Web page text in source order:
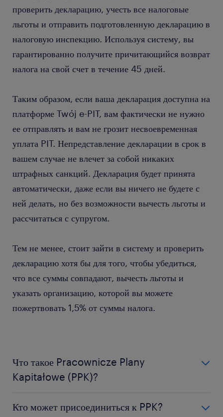
проверить декларацию, учесть все налоговые
льготы и отправить подготовленную декларацию в
налоговую инспекцию. Используя систему, вы
гарантированно получите причитающийся возврат
налога на свой счет в течение 45 дней.
Таким образом, если ваша декларация доступна на
платформе Twój e-PIT, вам фактически не нужно
ее отправлять и вам не грозит несвоевременная
уплата PIT. Непредставление декларации в срок в
вашем случае не влечет за собой никаких
штрафных санкций. Декларация будет принята
автоматически, даже если вы ничего не будете с
ней делать, но без возможности вычесть льготы и
рассчитаться с супругом.
Тем не менее, стоит зайти в систему и проверить
декларацию хотя бы для того, чтобы убедиться,
что все суммы совпадают, вычесть льготы и
указать организацию, которой вы можете
пожертвовать 1,5% от суммы налога.
Что такое Pracownicze Plany
Kapitałowe (PPK)?
Польше, которая позволяет работникам накапливать
Кто может присоединиться к PPK?